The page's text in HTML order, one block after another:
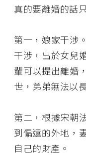
真的要離婚的話
第一，娘家干涉
干涉，出於女兒
輩可以提出離婚
世，弟弟無法以
第二，根據宋朝
到偏遠的外地，
自己的財產。